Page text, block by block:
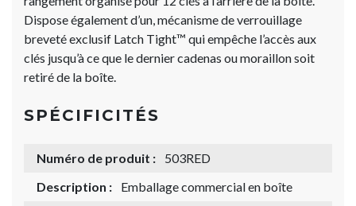
Dispose également d’un, mécanisme de verrouillage
breveté exclusif Latch Tight™ qui empêche l’accès aux
clés jusqu’à ce que le dernier cadenas ou moraillon soit
retiré de la boîte.
SPÉCIFICITÉS
Numéro de produit :
503RED
Description :
Emballage commercial en boîte